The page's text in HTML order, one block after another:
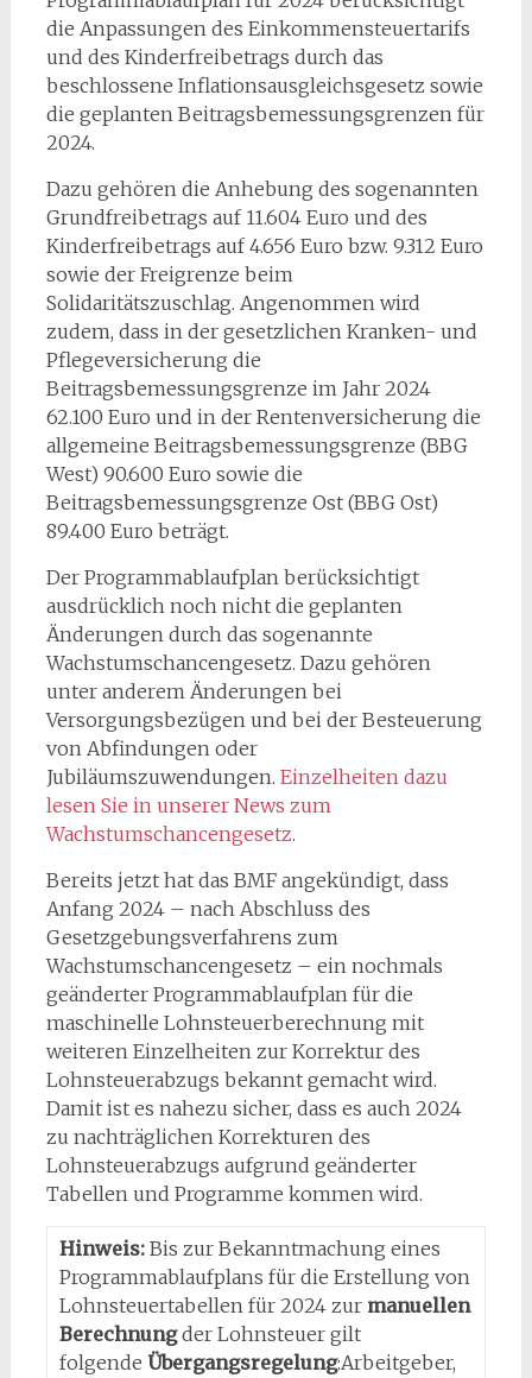
die Anpassungen des Einkommensteuertarifs
und des Kinderfreibetrags durch das
beschlossene Inflationsausgleichsgesetz sowie
die geplanten Beitragsbemessungsgrenzen für
2024.
Dazu gehören die Anhebung des sogenannten
Grundfreibetrags auf 11.604 Euro und des
Kinderfreibetrags auf 4.656 Euro bzw. 9.312 Euro
sowie der Freigrenze beim
Solidaritätszuschlag. Angenommen wird
zudem, dass in der gesetzlichen Kranken- und
Pflegeversicherung die
Beitragsbemessungsgrenze im Jahr 2024
62.100 Euro und in der Rentenversicherung die
allgemeine Beitragsbemessungsgrenze (BBG
West) 90.600 Euro sowie die
Beitragsbemessungsgrenze Ost (BBG Ost)
89.400 Euro beträgt.
Der Programmablaufplan berücksichtigt
ausdrücklich noch nicht die geplanten
Änderungen durch das sogenannte
Wachstumschancengesetz. Dazu gehören
unter anderem Änderungen bei
Versorgungsbezügen und bei der Besteuerung
von Abfindungen oder
Jubiläumszuwendungen. Einzelheiten dazu
lesen Sie in unserer News zum
Wachstumschancengesetz.
Bereits jetzt hat das BMF angekündigt, dass
Anfang 2024 – nach Abschluss des
Gesetzgebungsverfahrens zum
Wachstumschancengesetz – ein nochmals
geänderter Programmablaufplan für die
maschinelle Lohnsteuerberechnung mit
weiteren Einzelheiten zur Korrektur des
Lohnsteuerabzugs bekannt gemacht wird.
Damit ist es nahezu sicher, dass es auch 2024
zu nachträglichen Korrekturen des
Lohnsteuerabzugs aufgrund geänderter
Tabellen und Programme kommen wird.
Hinweis:Bis zur Bekanntmachung eines
Programmablaufplans für die Erstellung von
Lohnsteuertabellen für 2024 zur manuellen
Berechnungder Lohnsteuer gilt
folgende Übergangsregelung:Arbeitgeber,